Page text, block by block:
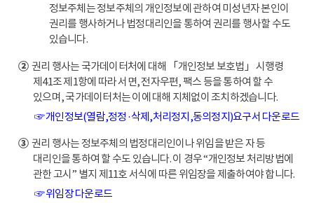
정보주체는 정보주체의 개인정보에 관하여 미성년자 본인이
권리를 행사하거나 법정대리인을 통하여 권리를 행사할 수도
있습니다.
②권리 행사는 국가데이터처에 대해 「개인정보 보호법」 시행령
제41조 제1항에 따라 서면, 전자우편, 팩스 등을 통하여 할 수
있으며, 국가데이터처는 이에 대해 지체없이 조치하겠습니다.
☞ 개인정보(열람,정정·삭제,처리정지,동의정지)요구서 다운로드
③권리 행사는 정보주체의 법정대리인이나 위임을 받은 자 등
대리인을 통하여 할 수도 있습니다. 이 경우 “개인정보 처리방법에
관한 고시” 별지 제11호 서식에 따른 위임장을 제출하여야 합니다.
☞ 위임장 다운로드